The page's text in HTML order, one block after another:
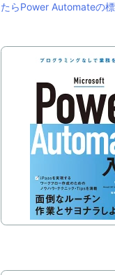
たらPower Automateの